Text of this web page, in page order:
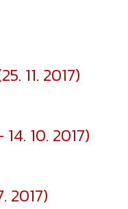
11. 2017)
10. 2017)
2017)